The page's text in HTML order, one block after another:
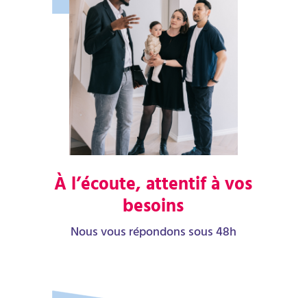
À l’écoute, attentif à vos
besoins
Nous vous répondons sous 48h